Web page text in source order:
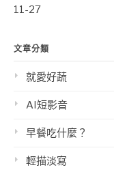
11-27
文章分類
就愛好蔬
AI短影音
早餐吃什麼？
輕描淡寫